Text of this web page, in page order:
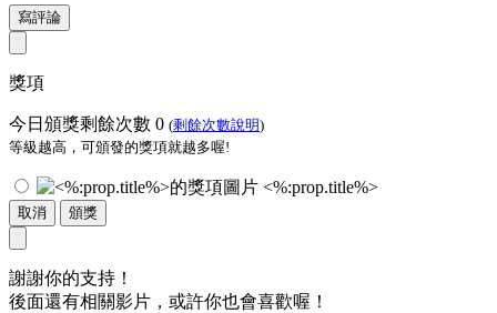
寫評論
獎項
今日頒獎剩餘次數 0 (剩餘次數說明)
等級越高，可頒發的獎項就越多喔!
<%:prop.title%>
取消 頒獎
謝謝你的支持！
後面還有相關影片，或許你也會喜歡喔！